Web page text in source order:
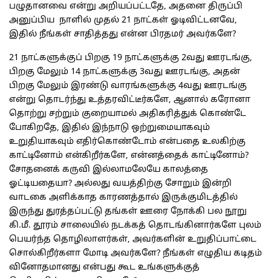
பழுதானவை என்று அறியப்பட்டதே, அதனை திருப்பி
அனுப்பிய நாளில் முதல் 21 நாட்கள் ஓடிவிட்டனவே,
இதில் நீங்கள் சாதித்தது என்ன பிரதமர் அவர்களே?
21 நாட்களுக்குப் பிறகு 19 நாட்களுக்கு 2வது ஊரடங்கு,
பிறகு மேலும் 14 நாட்களுக்கு 3வது ஊரடங்கு, அதன்
பிறகு மேலும் இரண்டு வாரங்களுக்கு 4வது ஊரடங்கு
என்று தொடர்ந்து உத்தரவிட்டீர்களே, ஆனால் கரோனா
தொற்று சற்றும் குறையாமல் அதிகரித்துக் கொண்டே
போகிறதே, இதில் இந்நாடு ஒற்றுமையாகவும்
உறுதியாகவும் எதிர்கொண்டோம் என்பதை உலகிற்கு
காட்டினோம் என்கிறீர்களே, என்னத்தைக் காட்டினோம்?
சோதனைக் கருவி இல்லாமலேயே காலத்தை
ஓட்டியதையா? அல்லது வயத்திற்கு சோறும் இன்றி
வாடகை அளிக்காத காரணத்தால் இருக்குமிடத்தில்
இருந்து துரத்தப்பட்டு தங்கள் ஊரை நோக்கி பல நூறு
கி.மீ. தூரம் சாலையில் நடக்கத் தொடங்கினார்களே புலம்
பெயர்ந்த தொழிலாளர்கள், அவர்களின் உறுதிப்பாட்டை
சொல்கிறீர்களா மோடி அவர்களே? நீங்கள் எழுதிய கடிதம்
வினோதமானது என்பது கூட உங்களுக்குத்